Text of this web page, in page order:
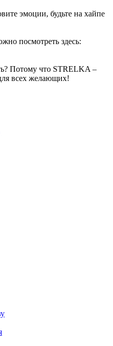
эмоции, будьте на хайпе
посмотреть здесь:
Потому что STRELKA –
всех желающих!